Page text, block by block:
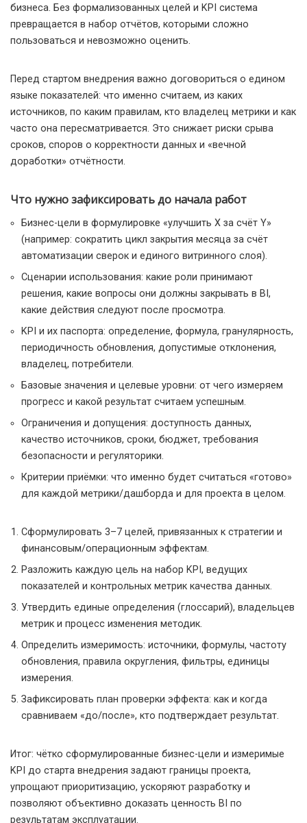
бизнеса. Без формализованных целей и KPI система
превращается в набор отчётов, которыми сложно
пользоваться и невозможно оценить.
Перед стартом внедрения важно договориться о едином
языке показателей: что именно считаем, из каких
источников, по каким правилам, кто владелец метрики и как
часто она пересматривается. Это снижает риски срыва
сроков, споров о корректности данных и «вечной
доработки» отчётности.
Что нужно зафиксировать до начала работ
Бизнес-цели в формулировке «улучшить X за счёт Y»
(например: сократить цикл закрытия месяца за счёт
автоматизации сверок и единого витринного слоя).
Сценарии использования: какие роли принимают
решения, какие вопросы они должны закрывать в BI,
какие действия следуют после просмотра.
KPI и их паспорта: определение, формула, гранулярность,
периодичность обновления, допустимые отклонения,
владелец, потребители.
Базовые значения и целевые уровни: от чего измеряем
прогресс и какой результат считаем успешным.
Ограничения и допущения: доступность данных,
качество источников, сроки, бюджет, требования
безопасности и регуляторики.
Критерии приёмки: что именно будет считаться «готово»
для каждой метрики/дашборда и для проекта в целом.
Сформулировать 3–7 целей, привязанных к стратегии и
финансовым/операционным эффектам.
Разложить каждую цель на набор KPI, ведущих
показателей и контрольных метрик качества данных.
Утвердить единые определения (глоссарий), владельцев
метрик и процесс изменения методик.
Определить измеримость: источники, формулы, частоту
обновления, правила округления, фильтры, единицы
измерения.
Зафиксировать план проверки эффекта: как и когда
сравниваем «до/после», кто подтверждает результат.
Итог: чётко сформулированные бизнес-цели и измеримые
KPI до старта внедрения задают границы проекта,
упрощают приоритизацию, ускоряют разработку и
позволяют объективно доказать ценность BI по
результатам эксплуатации.